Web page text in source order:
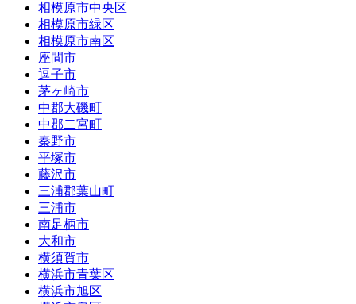
相模原市中央区
相模原市緑区
相模原市南区
座間市
逗子市
茅ヶ崎市
中郡大磯町
中郡二宮町
秦野市
平塚市
藤沢市
三浦郡葉山町
三浦市
南足柄市
大和市
横須賀市
横浜市青葉区
横浜市旭区